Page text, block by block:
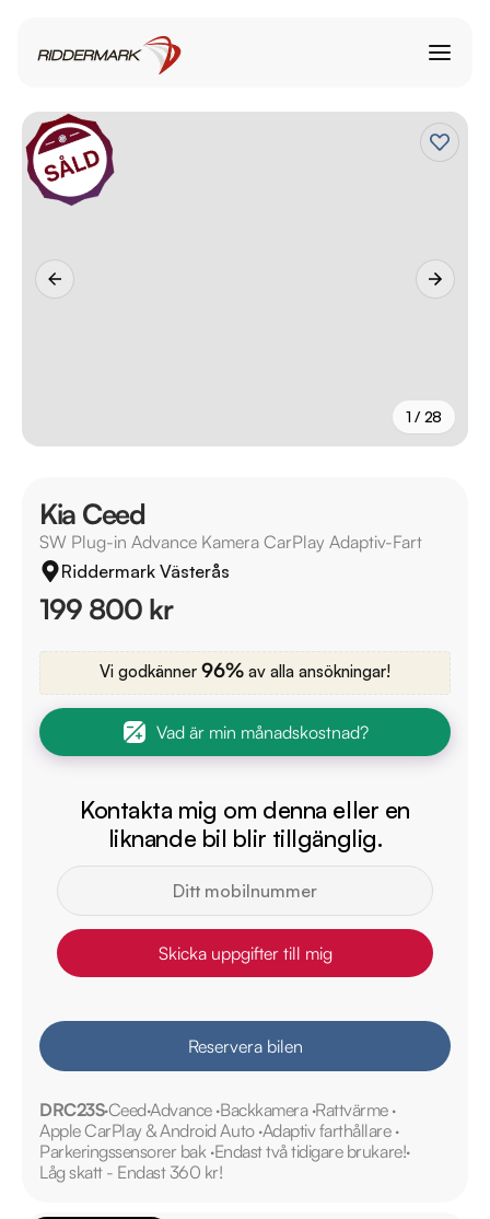
1 / 28
Kia Ceed
SW Plug-in Advance Kamera CarPlay Adaptiv-Fart
Riddermark Västerås
199 800 kr
Vi godkänner 96% av alla ansökningar!
Vad är min månadskostnad?
Kontakta mig om denna eller en
liknande bil blir tillgänglig.
Skicka uppgifter till mig
Reservera bilen
DRC23SCeed Advance Backkamera Rattvärme
Apple CarPlay & Android Auto Adaptiv farthållare
Parkeringssensorer bak Endast två tidigare brukare!
Låg skatt - Endast 360 kr!